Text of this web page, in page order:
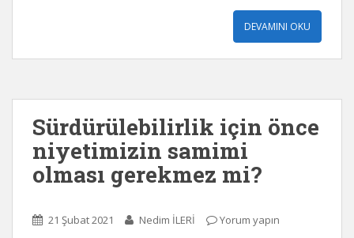
DEVAMINI OKU
Sürdürülebilirlik için önce
niyetimizin samimi
olması gerekmez mi?
21 Şubat 2021 Nedim İLERİ Yorum yapın